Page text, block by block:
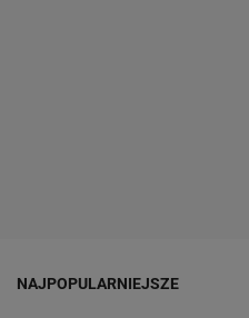
NAJPOPULARNIEJSZE